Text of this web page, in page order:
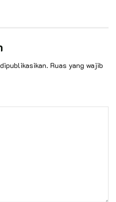
Ruas yang wajib